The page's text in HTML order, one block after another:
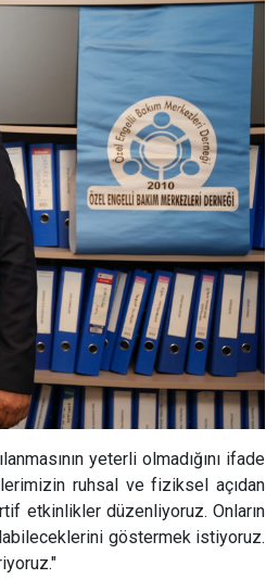
yeterli olmadığını ifade
ruhsal ve fiziksel açıdan
etkinlikler düzenliyoruz. Onların
göstermek istiyoruz.